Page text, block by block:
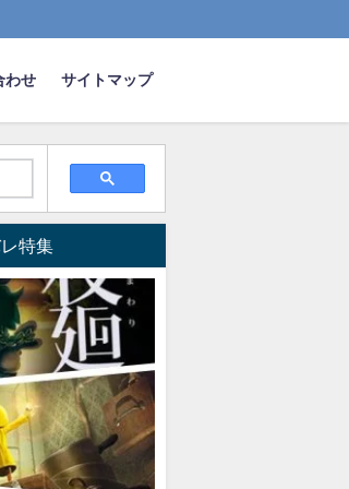
わせ サイトマップ
特集